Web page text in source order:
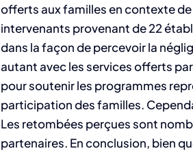
offerts aux familles en contexte
intervenants provenant de 22
dans la façon de percevoir la
autant avec les services offerts
pour soutenir les programmes
participation des familles.
Les retombées perçues sont
partenaires. En conclusion, bien